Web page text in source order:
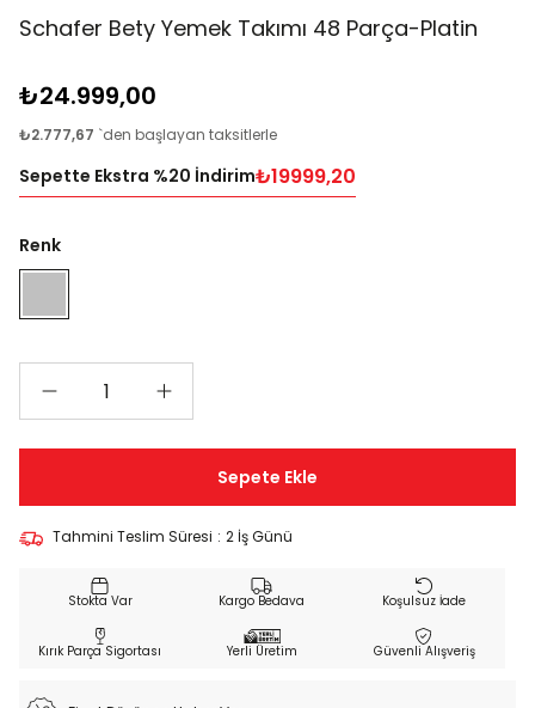
Schafer Bety Yemek Takımı 48 Parça-Platin
₺24.999,00
₺2.777,67 `den başlayan taksitlerle
Sepette Ekstra %20 İndirim₺19999,20
Renk
Tahmini Teslim Süresi : 2 İş Günü
Kargo Bedava Koşulsuz İade
Kırık Parça Sigortası Yerli Üretim Güvenli Alışveriş